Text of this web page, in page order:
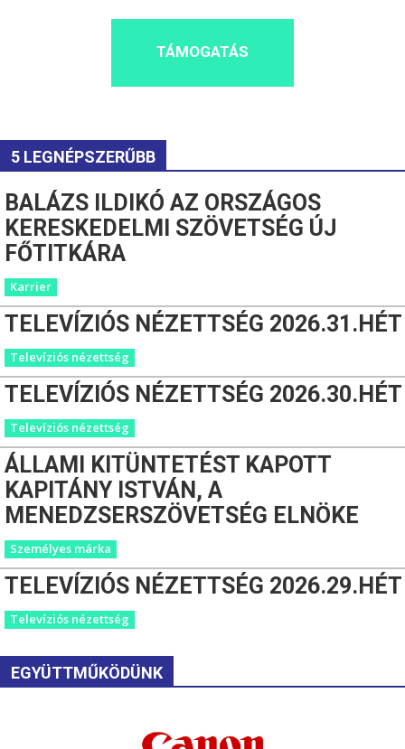
TÁMOGATÁS
5 LEGNÉPSZERŰBB
BALÁZS ILDIKÓ AZ ORSZÁGOS
KERESKEDELMI SZÖVETSÉG ÚJ
FŐTITKÁRA
Karrier
TELEVÍZIÓS NÉZETTSÉG 2026.31.HÉT
Televíziós nézettség
TELEVÍZIÓS NÉZETTSÉG 2026.30.HÉT
Televíziós nézettség
ÁLLAMI KITÜNTETÉST KAPOTT
KAPITÁNY ISTVÁN, A
MENEDZSERSZÖVETSÉG ELNÖKE
Személyes márka
TELEVÍZIÓS NÉZETTSÉG 2026.29.HÉT
Televíziós nézettség
EGYÜTTMŰKÖDÜNK